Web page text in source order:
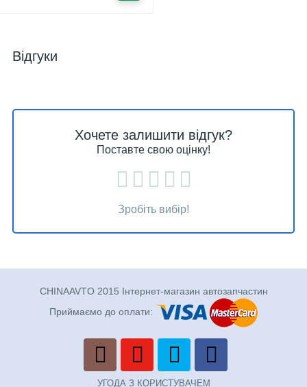
Відгуки
Хочете залишити відгук?
Поставте свою оцінку!
Зробіть вибір!
CHINAAVTO 2015 Інтернет-магазин автозапчастин
Приймаємо до оплати:
УГОДА З КОРИСТУВАЧЕМ